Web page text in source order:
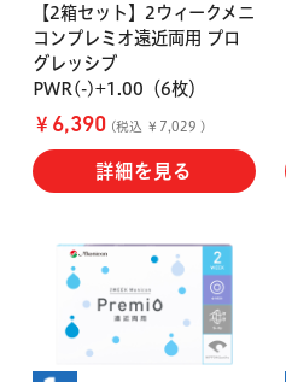
【2箱セット】2ウィークメニ
コンプレミオ遠近両用 プロ
グレッシブ
PWR(-)+1.00（6枚）
￥ 6,390(税込 ￥7,029 )
詳細を見る